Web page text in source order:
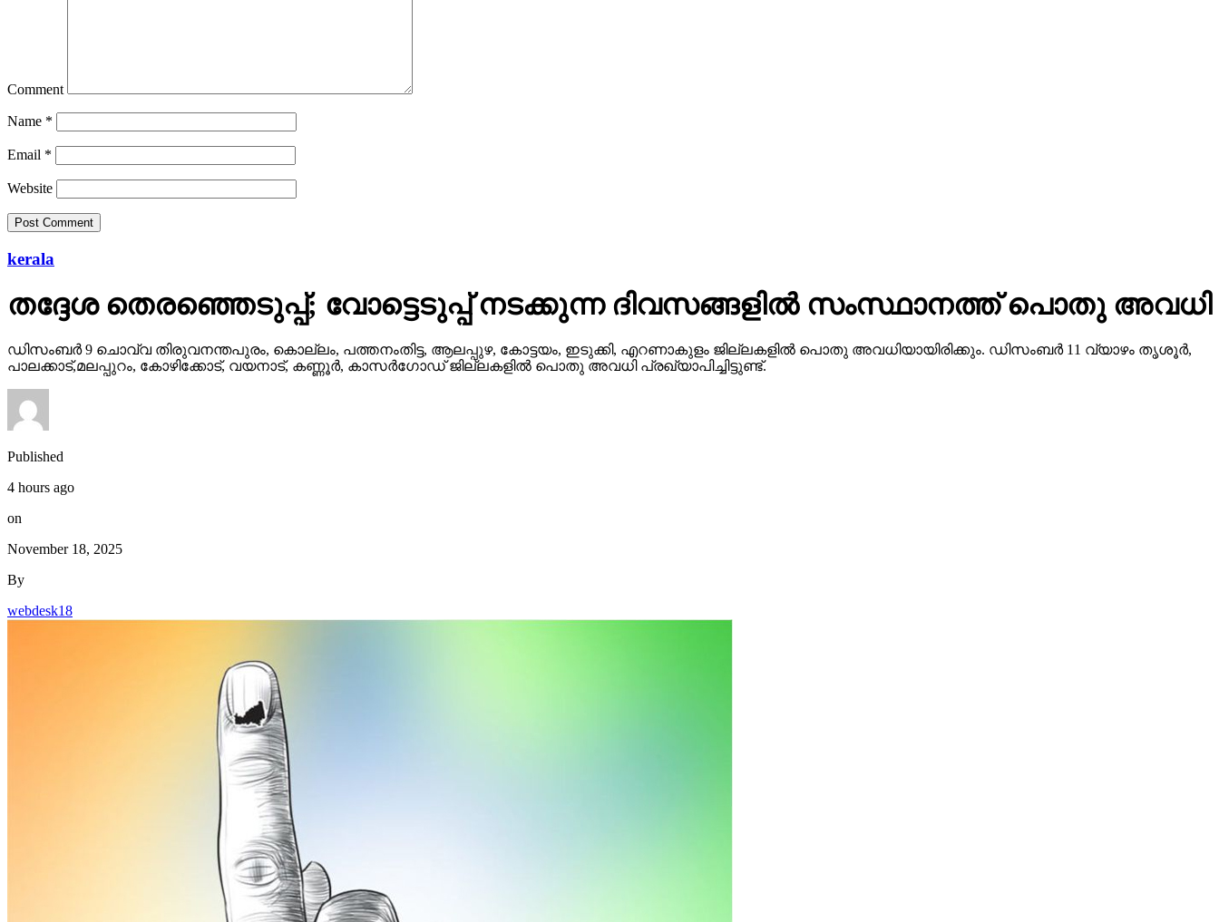
Comment
Name *
Email *
Website
kerala
തദ്ദേശ തെരഞ്ഞെടുപ്പ്; വോട്ടെടുപ്പ് നടക്കുന്ന ദിവസങ്ങളില്‍ സംസ്ഥാനത്ത് പൊതു അവധി
ഡിസംബര്‍ 9 ചൊവ്വ തിരുവനന്തപുരം, കൊല്ലം, പത്തനംതിട്ട, ആലപ്പുഴ, കോട്ടയം, ഇടുക്കി, എറണാകുളം ജില്ലകളില്‍ പൊതു അവധിയായിരിക്കും. ഡിസംബര്‍ 11 വ്യാഴം തൃശൂര്‍,
പാലക്കാട്,മലപ്പുറം, കോഴിക്കോട്, വയനാട്, കണ്ണൂര്‍, കാസര്‍ഗോഡ് ജില്ലകളില്‍ പൊതു അവധി പ്രഖ്യാപിച്ചിട്ടുണ്ട്.
Published
4 hours ago
on
November 18, 2025
By
webdesk18